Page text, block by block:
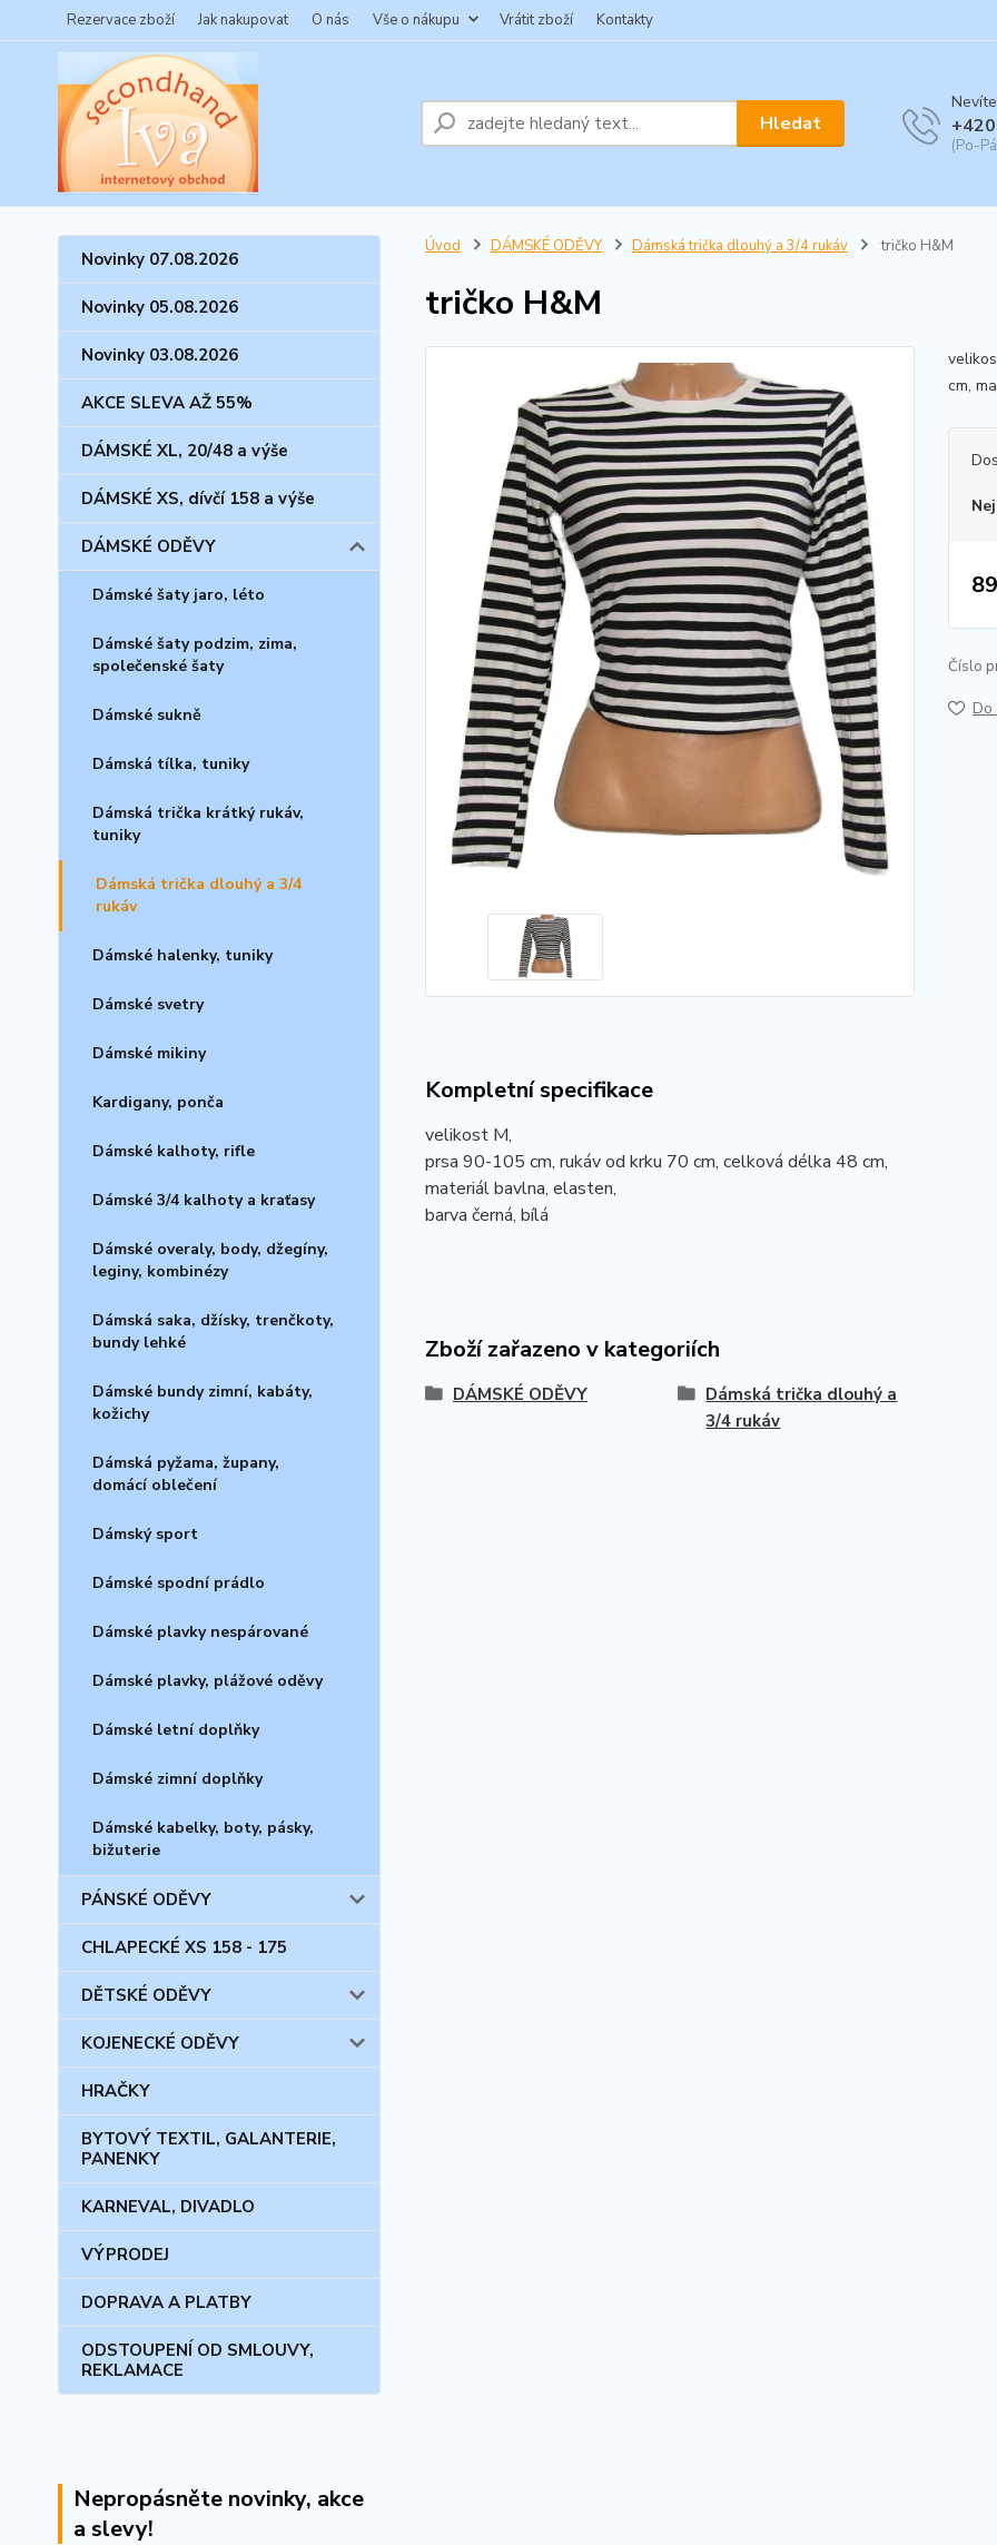
Rezervace zboží Jak nakupovat O nás Vše o nákupu Vrátit zboží Kontakty
Hledat
(Po-
Novinky 07.08.2026
Novinky 05.08.2026
Novinky 03.08.2026
AKCE SLEVA AŽ 55%
DÁMSKÉ XL, 20/48 a výše
DÁMSKÉ XS, dívčí 158 a výše
DÁMSKÉ ODĚVY
Dámské šaty jaro, léto
Dámské šaty podzim, zima,
společenské šaty
Dámské sukně
Dámská tílka, tuniky
Dámská trička krátký rukáv,
tuniky
Dámská trička dlouhý a 3/4
rukáv
Dámské halenky, tuniky
Dámské svetry
Dámské mikiny
Kardigany, ponča
Dámské kalhoty, rifle
Dámské 3/4 kalhoty a kraťasy
Dámské overaly, body, džegíny,
leginy, kombinézy
Dámská saka, džísky, trenčkoty,
bundy lehké
Dámské bundy zimní, kabáty,
kožichy
Dámská pyžama, župany,
domácí oblečení
Dámský sport
Dámské spodní prádlo
Dámské plavky nespárované
Dámské plavky, plážové oděvy
Dámské letní doplňky
Dámské zimní doplňky
Dámské kabelky, boty, pásky,
bižuterie
PÁNSKÉ ODĚVY
CHLAPECKÉ XS 158 - 175
DĚTSKÉ ODĚVY
KOJENECKÉ ODĚVY
HRAČKY
BYTOVÝ TEXTIL, GALANTERIE,
PANENKY
KARNEVAL, DIVADLO
VÝPRODEJ
DOPRAVA A PLATBY
ODSTOUPENÍ OD SMLOUVY,
REKLAMACE
Nepropásněte novinky, akce
a slevy!
Úvod DÁMSKÉ ODĚVY Dámská trička dlouhý a 3/4 rukáv tričko H&M
tričko H&M
cm,
Číslo
Do
Kompletní specifikace
velikost M,
prsa 90-105 cm, rukáv od krku 70 cm, celková délka 48 cm,
materiál bavlna, elasten,
barva černá, bílá
Zboží zařazeno v kategoriích
DÁMSKÉ ODĚVY
Dámská trička dlouhý a
3/4 rukáv